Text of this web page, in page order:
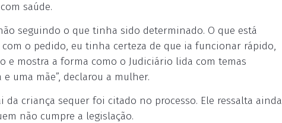
saúde.
seguindo o que tinha sido determinado. O que está
o pedido, eu tinha certeza de que ia funcionar rápido,
e mostra a forma como o Judiciário lida com temas
uma mãe”, declarou a mulher.
da criança sequer foi citado no processo. Ele ressalta ainda
não cumpre a legislação.